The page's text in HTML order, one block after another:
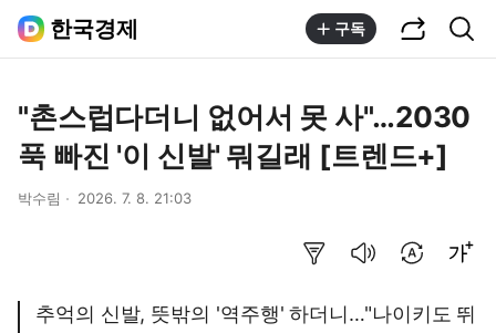
한국경제 구독
"촌스럽다더니 없어서 못 사"…2030
푹 빠진 '이 신발' 뭐길래 [트렌드+]
박수림 2026. 7. 8. 21:03
추억의 신발, 뜻밖의 '역주행' 하더니…"나이키도 뛰